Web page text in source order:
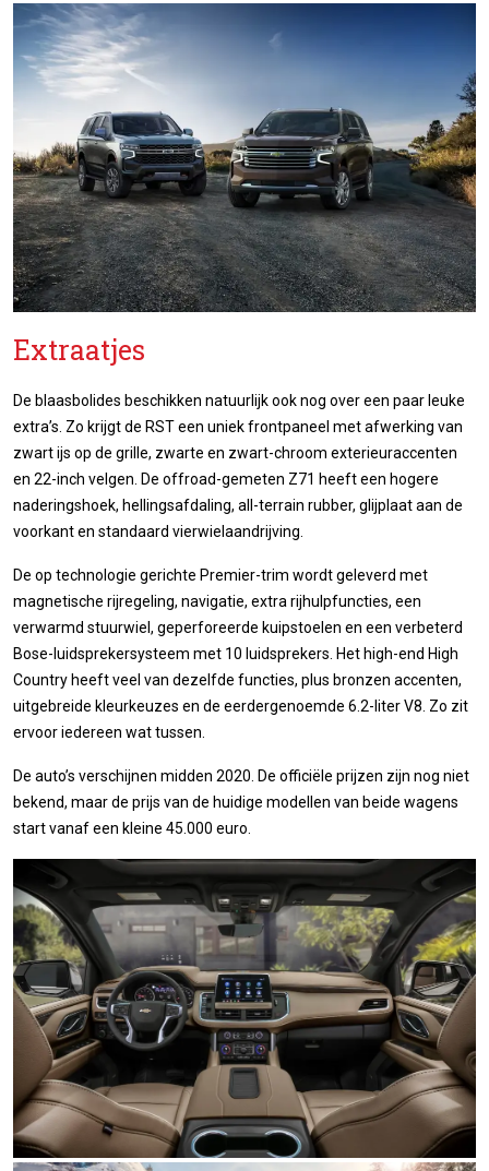
Extraatjes
De blaasbolides beschikken natuurlijk ook nog over een paar leuke
extra’s. Zo krijgt de RST een uniek frontpaneel met afwerking van
zwart ijs op de grille, zwarte en zwart-chroom exterieuraccenten
en 22-inch velgen. De offroad-gemeten Z71 heeft een hogere
naderingshoek, hellingsafdaling, all-terrain rubber, glijplaat aan de
voorkant en standaard vierwielaandrijving.
De op technologie gerichte Premier-trim wordt geleverd met
magnetische rijregeling, navigatie, extra rijhulpfuncties, een
verwarmd stuurwiel, geperforeerde kuipstoelen en een verbeterd
Bose-luidsprekersysteem met 10 luidsprekers. Het high-end High
Country heeft veel van dezelfde functies, plus bronzen accenten,
uitgebreide kleurkeuzes en de eerdergenoemde 6.2-liter V8. Zo zit
ervoor iedereen wat tussen.
De auto’s verschijnen midden 2020. De officiële prijzen zijn nog niet
bekend, maar de prijs van de huidige modellen van beide wagens
start vanaf een kleine 45.000 euro.